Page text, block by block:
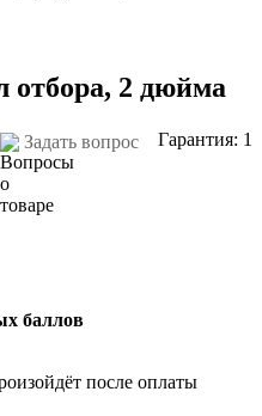
отбора, 2 дюйма
Задать вопрос Гарантия: 1
баллов
после оплаты